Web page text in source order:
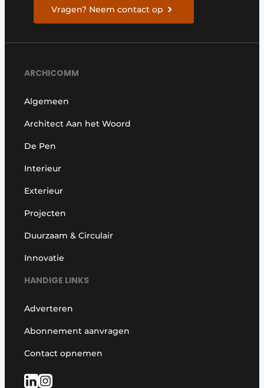
Vragen? Neem contact op
ARCHICOMM
Algemeen
Architect Aan het Woord
De Pen
Interieur
Exterieur
Projecten
Duurzaam & Circulair
Innovatie
HANDIGE LINKS
Adverteren
Abonnement aanvragen
Contact opnemen